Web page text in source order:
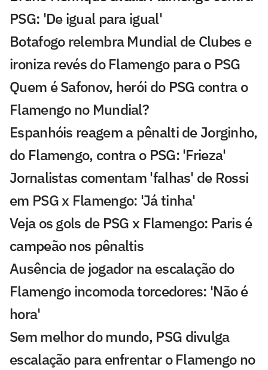
PSG: 'De igual para igual'
Botafogo relembra Mundial de Clubes e
ironiza revés do Flamengo para o PSG
Quem é Safonov, herói do PSG contra o
Flamengo no Mundial?
Espanhóis reagem a pênalti de Jorginho,
do Flamengo, contra o PSG: 'Frieza'
Jornalistas comentam 'falhas' de Rossi
em PSG x Flamengo: 'Já tinha'
Veja os gols de PSG x Flamengo: Paris é
campeão nos pênaltis
Ausência de jogador na escalação do
Flamengo incomoda torcedores: 'Não é
hora'
Sem melhor do mundo, PSG divulga
escalação para enfrentar o Flamengo no